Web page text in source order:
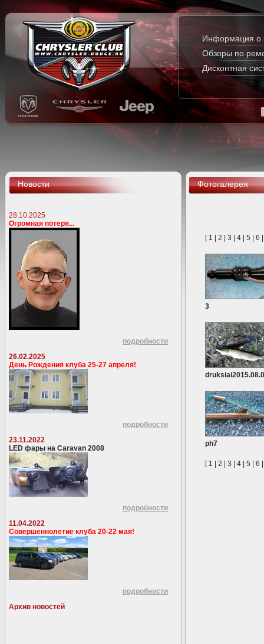
Информация о
Обзоры по
Дисконтная
Новости
28.10.2025
Огромная потеря...
подробности
26.02.2025
День Рождения клуба 25-27 апреля!
подробности
23.11.2022
LED фары на Caravan 2008
подробности
11.04.2022
Совершеннолетие клуба 20-22 мая!
подробности
Архив новостей
Фотогалерея
[ 1 2 3 4 5 6
3
ph7
[ 1 2 3 4 5 6